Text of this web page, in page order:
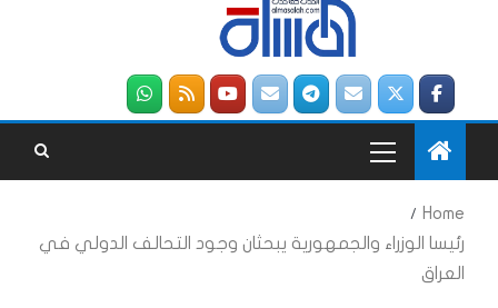
Home
رئيسا الوزراء والجمهورية يبحثان وجود التحالف الدولي في
العراق